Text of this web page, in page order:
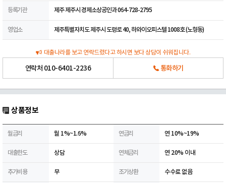
등록기관 제주 제주시 경제소상공인과 064-728-2795
영업소 제주특별자치도 제주시 도령로 40, 하와이오피스텔 1008호 (노형동)
대출나라를 보고 연락드렸다고 하시면 보다 상담이 쉬워집니다.
연락처 010-6401-2236 통화하기
상품정보
월금리 월 1%~1.6% 연금리 연 10%~19%
대출한도 상담 연체금리 연 20% 이내
추가비용 무 조기상환 수수료 없음